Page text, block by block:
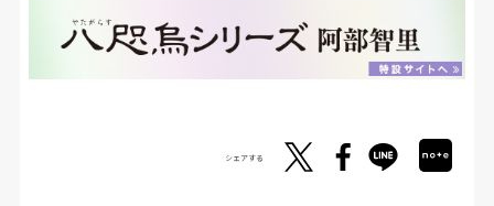
シェアする